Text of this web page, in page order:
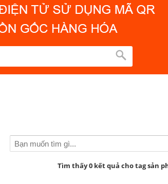
Tìm thấy 0 kết quả cho tag sản